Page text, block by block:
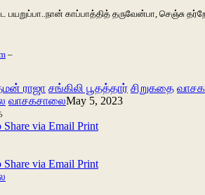
பயறுப்பா நான் காப்பாத்தித் தருவேன்பா செஞ்சு
–
ராஜா சங்கிலி பூதத்தார் சிறுகதை
வாசகசாலைMay 5, 2023
Share via Email Print
Share via Email Print